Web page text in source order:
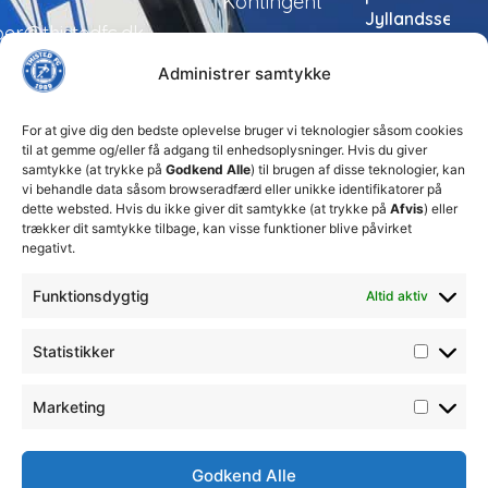
Administrer samtykke
For at give dig den bedste oplevelse bruger vi teknologier såsom cookies
til at gemme og/eller få adgang til enhedsoplysninger. Hvis du giver
samtykke (at trykke på Godkend Alle) til brugen af disse teknologier, kan
vi behandle data såsom browseradfærd eller unikke identifikatorer på
dette websted. Hvis du ikke giver dit samtykke (at trykke på Afvis) eller
trækker dit samtykke tilbage, kan visse funktioner blive påvirket
negativt.
Funktionsdygtig Altid aktiv
Statistikker
Marketing
Godkend Alle
Jyllandsserien
24. juli 2026
økonomiske
beslutninger
for at
sikre
klubbens
DBU
Thisted
13. juli 2026